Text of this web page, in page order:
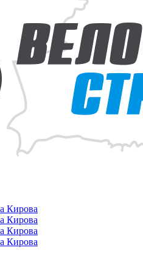
Кирова
Кирова
Кирова
Кирова